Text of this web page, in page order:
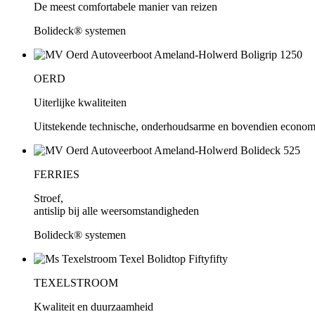
De meest comfortabele manier van reizen
Bolideck® systemen
OERD
Uiterlijke kwaliteiten
Uitstekende technische, onderhoudsarme en bovendien
FERRIES
Stroef,
antislip bij alle weersomstandigheden
Bolideck® systemen
TEXELSTROOM
Kwaliteit en duurzaamheid